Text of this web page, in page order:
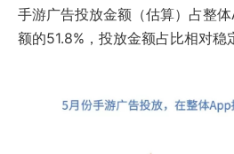
手游广告投放金额（估算）占整
额的51.8%，投放金额占比相对稳